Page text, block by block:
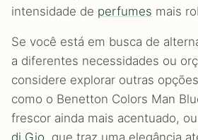
intensidade de perfumes mais
Se você está em busca de
a diferentes necessidades ou
considere explorar outras
como o Benetton Colors Man
frescor ainda mais acentuado,
di Gio , que traz uma elegância